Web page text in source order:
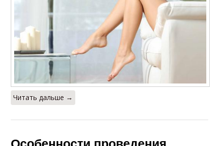
Читать дальше →